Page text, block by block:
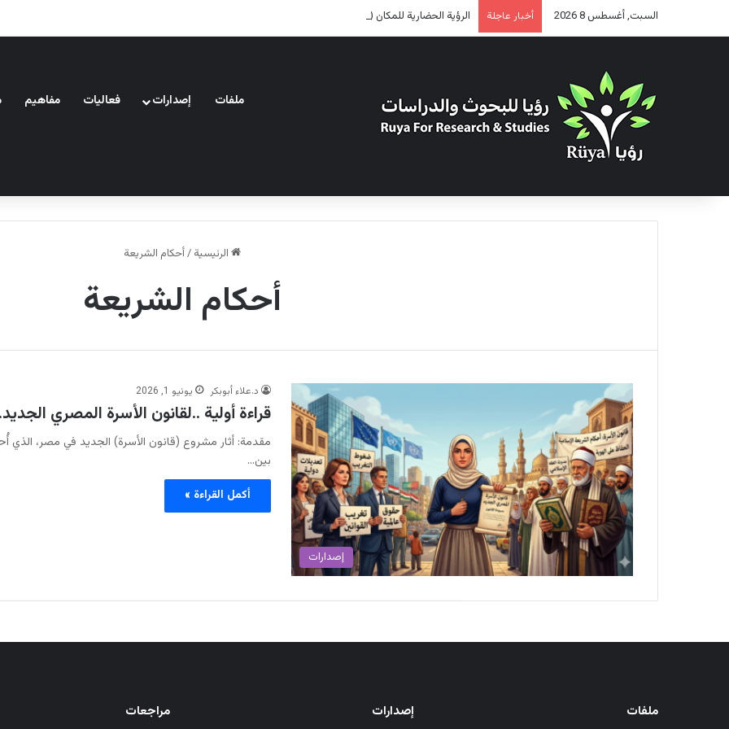
السبت, أغسطس 8 2026 أخبار عاجلة الرؤية الحضارية للمكان (2)
ملفات إصدارات فعاليات مفاهيم
الرئيسية /أحكام الشريعة
أحكام الشريعة
إصدارات
د.علاء أبوبكر يونيو 1, 2026
قراءة أولية ..لقانون الأسرة المصري
مقدمة: أثار مشروع (قانون الأسرة) الجديد في مصر، الذي
بين…
أكمل القراءة »
ملفات إصدارات مراجعات